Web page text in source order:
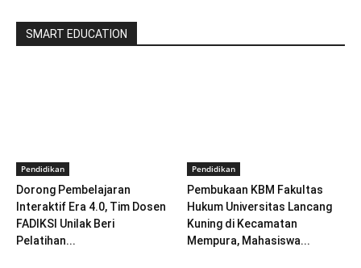
SMART EDUCATION
Pendidikan
Dorong Pembelajaran
Interaktif Era 4.0, Tim Dosen
FADIKSI Unilak Beri
Pelatihan...
Pendidikan
Pembukaan KBM Fakultas
Hukum Universitas Lancang
Kuning di Kecamatan
Mempura, Mahasiswa...